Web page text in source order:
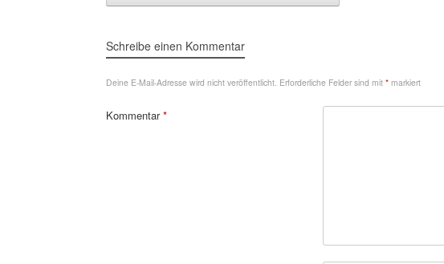
Schreibe einen Kommentar
Deine E-Mail-Adresse wird nicht veröffentlicht. Erforderliche Felder sind mit * markiert
Kommentar*